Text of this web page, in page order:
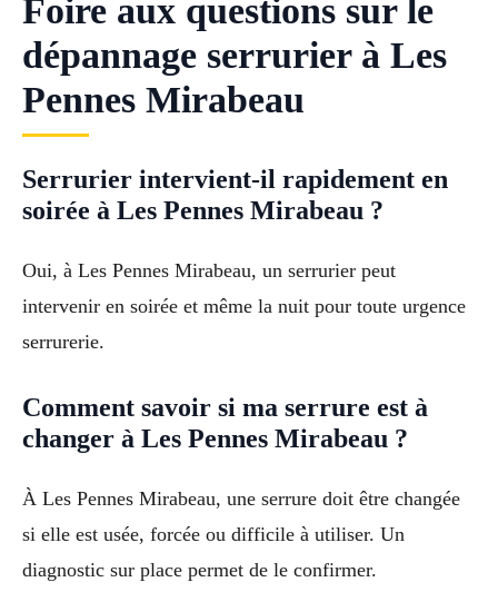
Foire aux questions sur le
dépannage serrurier à Les
Pennes Mirabeau
Serrurier intervient-il rapidement en
soirée à Les Pennes Mirabeau ?
Oui, à Les Pennes Mirabeau, un serrurier peut
intervenir en soirée et même la nuit pour toute urgence
serrurerie.
Comment savoir si ma serrure est à
changer à Les Pennes Mirabeau ?
À Les Pennes Mirabeau, une serrure doit être changée
si elle est usée, forcée ou difficile à utiliser. Un
diagnostic sur place permet de le confirmer.